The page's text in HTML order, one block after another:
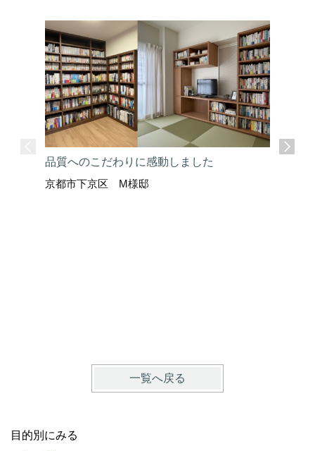
品質へのこだわりに感動しました
京都市下京区 M様邸
一覧へ戻る
目的別にみる